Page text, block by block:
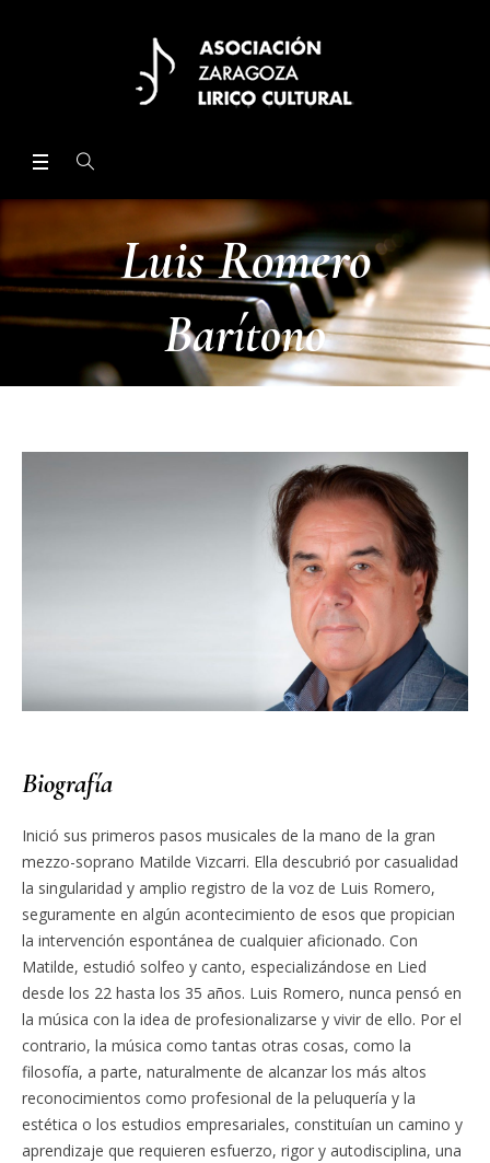
Luis Romero
Barítono
Biografía
Inició sus primeros pasos musicales de la mano de la gran
mezzo-soprano Matilde Vizcarri. Ella descubrió por casualidad
la singularidad y amplio registro de la voz de Luis Romero,
seguramente en algún acontecimiento de esos que propician
la intervención espontánea de cualquier aficionado. Con
Matilde, estudió solfeo y canto, especializándose en Lied
desde los 22 hasta los 35 años. Luis Romero, nunca pensó en
la música con la idea de profesionalizarse y vivir de ello. Por el
contrario, la música como tantas otras cosas, como la
filosofía, a parte, naturalmente de alcanzar los más altos
reconocimientos como profesional de la peluquería y la
estética o los estudios empresariales, constituían un camino y
aprendizaje que requieren esfuerzo, rigor y autodisciplina, una